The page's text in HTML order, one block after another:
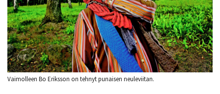
Vaimolleen Bo Eriksson on tehnyt punaisen neuleviitan.